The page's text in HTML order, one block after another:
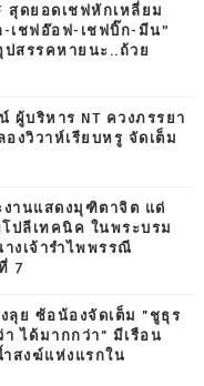
สุดยอดเชฟหักเหลี่ยม
-เชฟอ๊อฟ-เชฟบิ๊ก-มีน”
สรรคหายนะ..ถ้วย
บริหาร NT ควงภรรยา
งวิวาห์เรียบหรู จัดเต็ม
งานแสดงมุฑิตาจิต แด่
ปลีเทคนิค ในพระบรม
งเจ้ารำไพพรรณี
7
งลุย ซ้อน้องจัดเต็ม "ชูธุร
ได้มากกว่า" มีเรือน
สงฆ์แห่งแรกใน